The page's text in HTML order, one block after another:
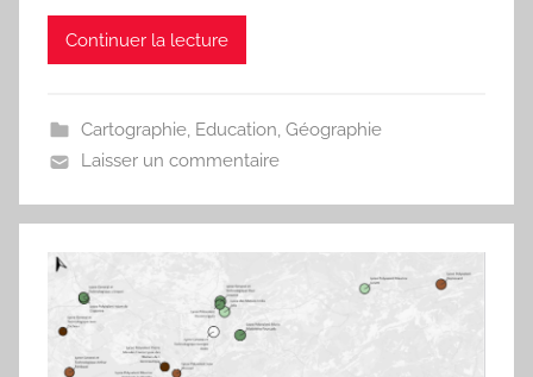
a
r
e
a
Continuer la lecture
Cartographie, Education, Géographie
Laisser un commentaire